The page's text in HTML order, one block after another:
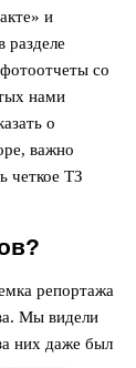
и
разделе
со
нами
о
важно
четкое ТЗ
репортажа
Мы видели
них даже был